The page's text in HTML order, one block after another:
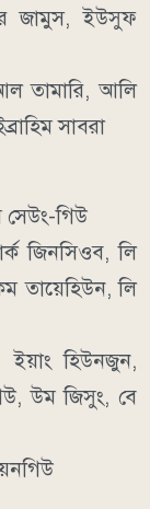
জামুস, ইউসুফ
তামারি, আলি
সাবরা
গিউ
জিনসিওব, লি
তায়েহিউন, লি
ইয়াং হিউনজুন,
উম জিসুং, বে